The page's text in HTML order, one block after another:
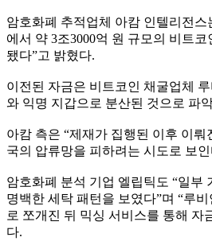
암호화폐 추적업체 아캄 인텔리전스
에서 약 3조3000억 원 규모의 비트
됐다”고 밝혔다.
이전된 자금은 비트코인 채굴업체
와 익명 지갑으로 분산된 것으로 파
아캄 측은 “제재가 집행된 이후 이뤄
국의 압류망을 피하려는 시도로 보
암호화폐 분석 기업 엘립틱도 “일부
명백한 세탁 패턴을 보였다”며 “루
로 쪼개진 뒤 믹싱 서비스를 통해 자
다.